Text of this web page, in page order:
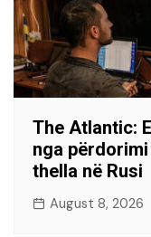
The Atlantic:
nga
thella në Rusi
August 8, 2026